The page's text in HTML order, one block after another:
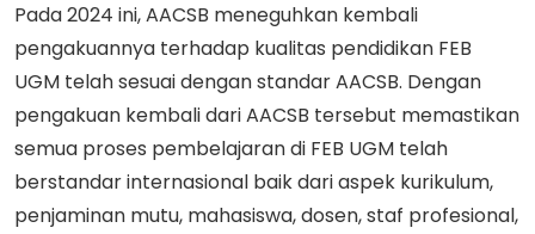
Pada 2024 ini, AACSB meneguhkan kembali
pengakuannya terhadap kualitas pendidikan FEB
UGM telah sesuai dengan standar AACSB. Dengan
pengakuan kembali dari AACSB tersebut memastikan
semua proses pembelajaran di FEB UGM telah
berstandar internasional baik dari aspek kurikulum,
penjaminan mutu, mahasiswa, dosen, staf profesional,